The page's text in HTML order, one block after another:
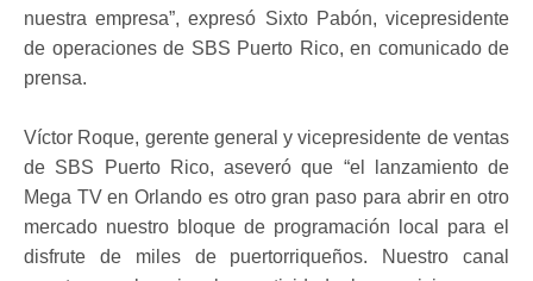
nuestra empresa”, expresó Sixto Pabón, vicepresidente
de operaciones de SBS Puerto Rico, en comunicado de
prensa.
Víctor Roque, gerente general y vicepresidente de ventas
de SBS Puerto Rico, aseveró que “el lanzamiento de
Mega TV en Orlando es otro gran paso para abrir en otro
mercado nuestro bloque de programación local para el
disfrute de miles de puertorriqueños. Nuestro canal